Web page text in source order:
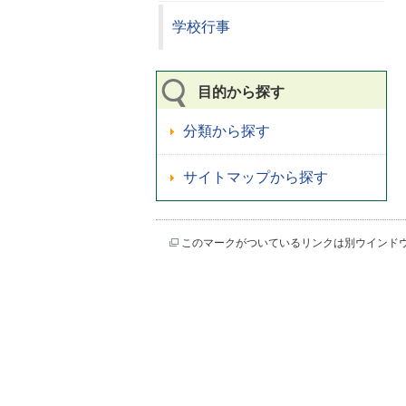
学校行事
目的から探す
分類から探す
サイトマップから探す
このマークがついているリンクは別ウインド